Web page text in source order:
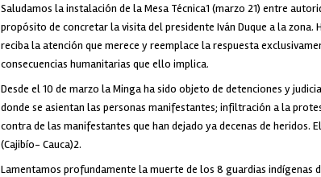
Saludamos la instalación de la Mesa Técnica1 (marzo 21) entre
propósito de concretar la visita del presidente Iván Duque a la
reciba la atención que merece y reemplace la respuesta
consecuencias humanitarias que ello implica.
Desde el 10 de marzo la Minga ha sido objeto de detenciones y
donde se asientan las personas manifestantes; infiltración a la
contra de las manifestantes que han dejado ya decenas de heridos.
(Cajibío- Cauca)2.
Lamentamos profundamente la muerte de los 8 guardias indígenas